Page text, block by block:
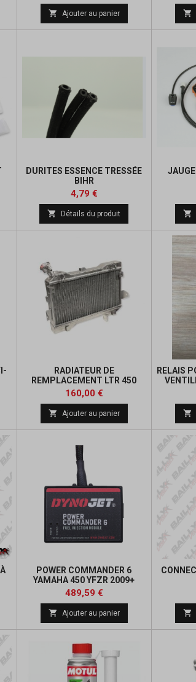
 Ajouter au panier 
DURITES ESSENCE TRESSÉE
BIHR
Prix
4,79 €
 Détails du produit 
RADIATEUR DE
REMPLACEMENT LTR 450
Prix
160,00 €Prix
de
base
 Ajouter au panier
RELAIS

POWER COMMANDER 6
YAMAHA 450 YFZR 2009+
Prix
489,59 €Prix
de
base
 Ajouter au panier 